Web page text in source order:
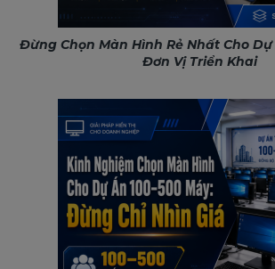
Đừng Chọn Màn Hình Rẻ Nhất Cho Dự
Đơn Vị Triển Khai